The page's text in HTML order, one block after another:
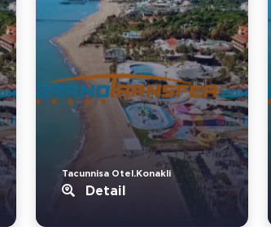
Tacunnisa Otel.Konakli
Detail